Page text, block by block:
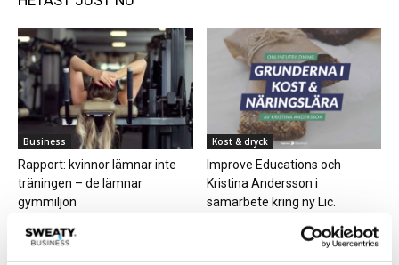
Business
Rapport: kvinnor lämnar inte
träningen – de lämnar
gymmiljön
Kost & dryck
Improve Educations och
Kristina Andersson i
samarbete kring ny Lic.